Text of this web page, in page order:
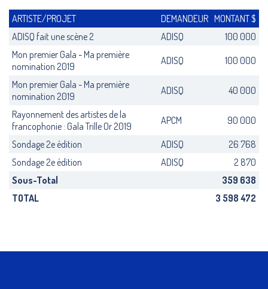
ARTISTE/PROJET DEMANDEUR MONTANT $
ADISQ fait une scène 2
ADISQ
100 000
Mon premier Gala - Ma première
nomination 2019
ADISQ
100 000
Mon premier Gala - Ma première
nomination 2019
ADISQ
40 000
Rayonnement des artistes de la
francophonie : Gala Trille Or 2019
APCM
90 000
Sondage 2e édition
ADISQ
26 768
Sondage 2e édition
ADISQ
2 870
Sous-Total
359 638
TOTAL
3 598 472